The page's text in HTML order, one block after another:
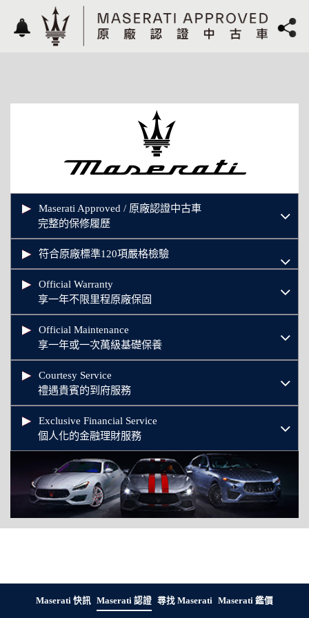
Maserati Approved / 原廠認證中古車
完整的保修履歷
符合原廠標準120項嚴格檢驗
Official Warranty
享一年不限里程原廠保固
Official Maintenance
享一年或一次萬級基礎保養
Courtesy Service
禮遇貴賓的到府服務
Exclusive Financial Service
個人化的金融理財服務
Maserati 快訊 Maserati 認證 尋找 Maserati Maserati 鑑價